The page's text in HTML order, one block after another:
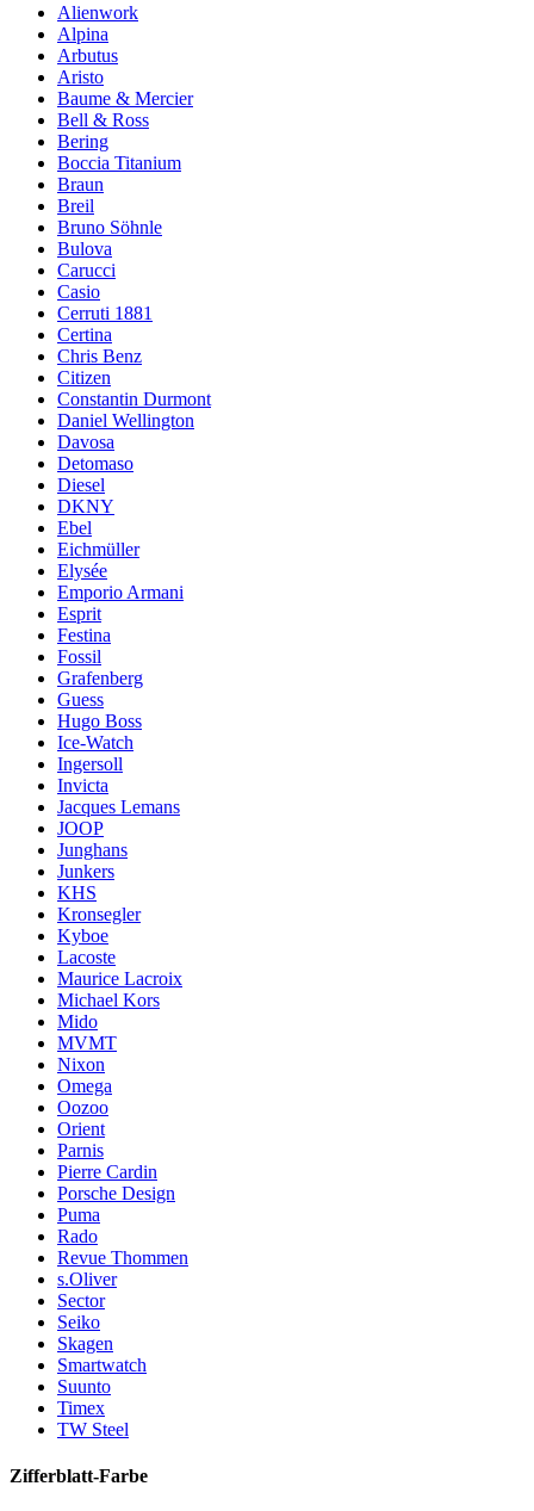
Alienwork
Alpina
Arbutus
Aristo
Baume & Mercier
Bell & Ross
Bering
Boccia Titanium
Braun
Breil
Bruno Söhnle
Bulova
Carucci
Casio
Cerruti 1881
Certina
Chris Benz
Citizen
Constantin Durmont
Daniel Wellington
Davosa
Detomaso
Diesel
DKNY
Ebel
Eichmüller
Elysée
Emporio Armani
Esprit
Festina
Fossil
Grafenberg
Guess
Hugo Boss
Ice-Watch
Ingersoll
Invicta
Jacques Lemans
JOOP
Junghans
Junkers
KHS
Kronsegler
Kyboe
Lacoste
Maurice Lacroix
Michael Kors
Mido
MVMT
Nixon
Omega
Oozoo
Orient
Parnis
Pierre Cardin
Porsche Design
Puma
Rado
Revue Thommen
s.Oliver
Sector
Seiko
Skagen
Smartwatch
Suunto
Timex
TW Steel
Zifferblatt-Farbe